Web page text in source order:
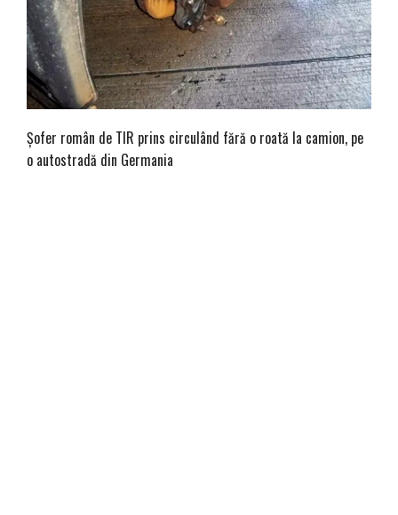
Șofer român de TIR prins circulând fără o roată la camion, pe
o autostradă din Germania